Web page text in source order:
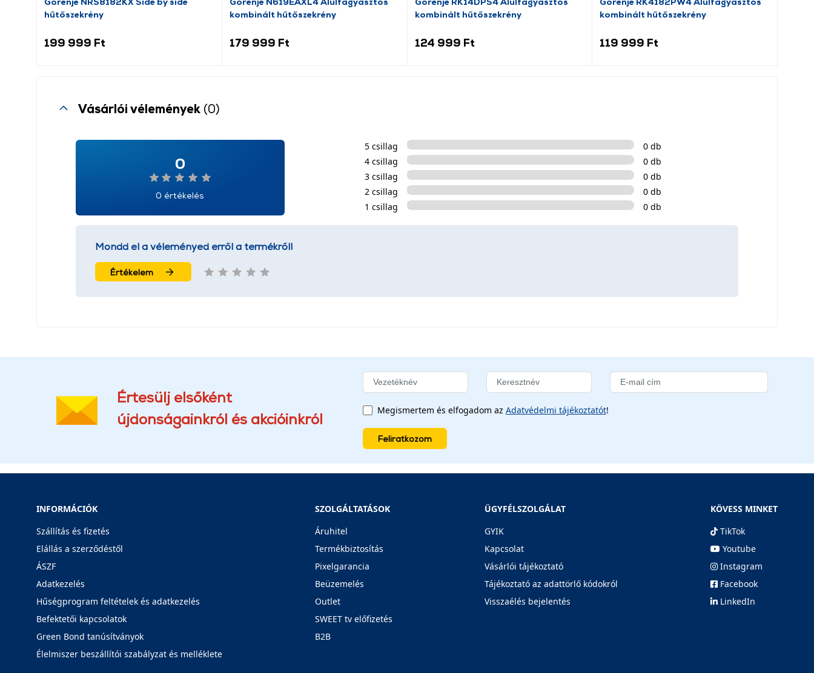
hűtőszekrény
199 999 Ft
kombinált hűtőszekrény
179 999 Ft
kombinált hűtőszekrény
124 999 Ft
kombinált hűtőszekrény
119 999 Ft
Vásárlói vélemények (0)
0
0 értékelés
5 csillag
0 db
4 csillag
0 db
3 csillag
0 db
2 csillag
0 db
1 csillag
0 db
Mondd el a véleményed erről a termékről!
Értékelem
Értesülj elsőként
újdonságainkról és akcióinkról
Megismertem és elfogadom az Adatvédelmi tájékoztatót!
Feliratkozom
INFORMÁCIÓK
Szállítás és fizetés
Elállás a szerződéstől
ÁSZF
Adatkezelés
Hűségprogram feltételek és adatkezelés
Befektetői kapcsolatok
Green Bond tanúsítványok
Élelmiszer beszállítói szabályzat és melléklete
SZOLGÁLTATÁSOK
Áruhitel
Termékbiztosítás
Pixelgarancia
Beüzemelés
Outlet
SWEET tv előfizetés
B2B
ÜGYFÉLSZOLGÁLAT
GYIK
Kapcsolat
Vásárlói tájékoztató
Tájékoztató az adattörlő kódokról
Visszaélés bejelentés
KÖVESS MINKET
TikTok
Youtube
Instagram
Facebook
LinkedIn